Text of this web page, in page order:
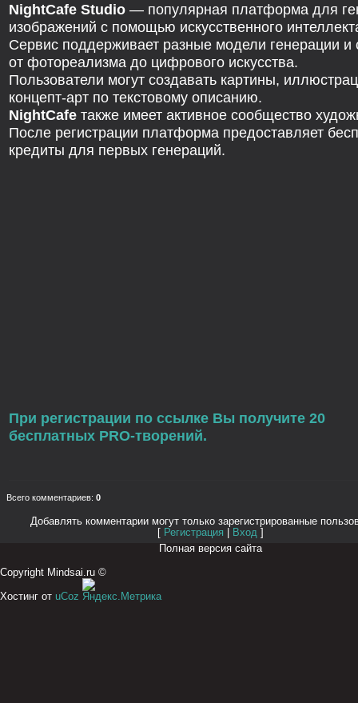
NightCafe Studio — популярная платформа для
изображений с помощью искусственного
Сервис поддерживает разные модели генерации
от фотореализма до цифрового искусства.
Пользователи могут создавать картины,
концепт-арт по текстовому описанию.
NightCafe также имеет активное сообщество
После регистрации платформа предоставляет
кредиты для первых генераций.
При регистрации по ссылке Вы получите 20
бесплатных PRO-творений.
Всего комментариев: 0
Добавлять комментарии могут только зарегистрированные
[ Регистрация Вход ]
Полная версия сайта
Copyright Mindsai.ru ©
Хостинг от uCoz